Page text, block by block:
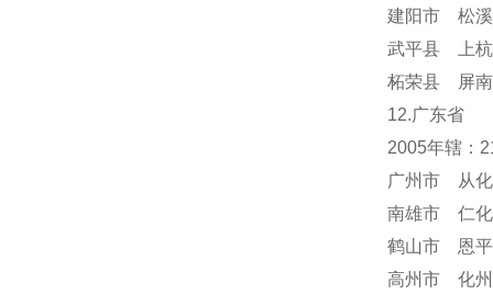
建阳市 松
武平县 上
柘荣县 屏
12.广东省
2005年辖：
广州市 从
南雄市 仁
鹤山市 恩
高州市 化